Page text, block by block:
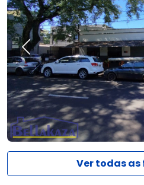
Previous
Ver todas